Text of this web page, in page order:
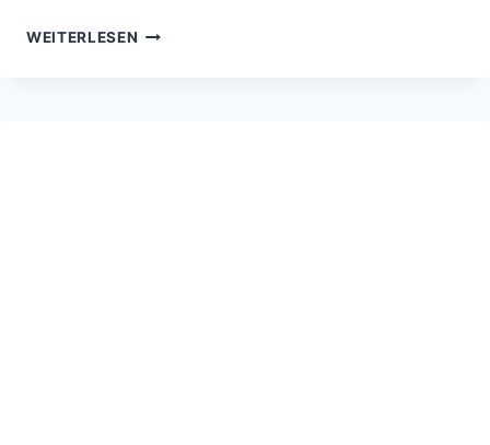
WEITERLESEN GONG.IO